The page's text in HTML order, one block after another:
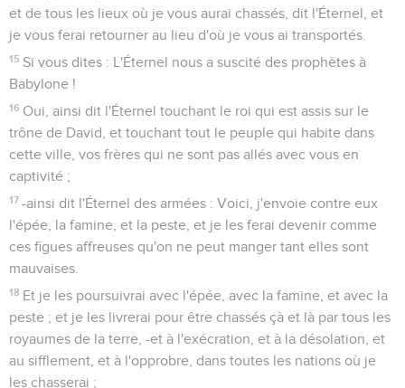
et de tous les lieux où je vous aurai chassés, dit l'Éternel, et
je vous ferai retourner au lieu d'où je vous ai transportés.
15 Si vous dites : L'Éternel nous a suscité des prophètes à
Babylone !
16 Oui, ainsi dit l'Éternel touchant le roi qui est assis sur le
trône de David, et touchant tout le peuple qui habite dans
cette ville, vos frères qui ne sont pas allés avec vous en
captivité ;
17 -ainsi dit l'Éternel des armées : Voici, j'envoie contre eux
l'épée, la famine, et la peste, et je les ferai devenir comme
ces figues affreuses qu'on ne peut manger tant elles sont
mauvaises.
18 Et je les poursuivrai avec l'épée, avec la famine, et avec la
peste ; et je les livrerai pour être chassés çà et là par tous les
royaumes de la terre, -et à l'exécration, et à la désolation, et
au sifflement, et à l'opprobre, dans toutes les nations où je
les chasserai ;